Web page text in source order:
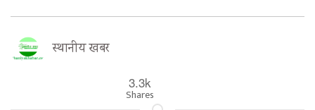
स्थानीय खबर
3.3k
Shares